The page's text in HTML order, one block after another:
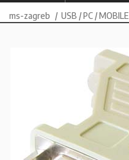
ms-zagreb USB / PC / MOBILE